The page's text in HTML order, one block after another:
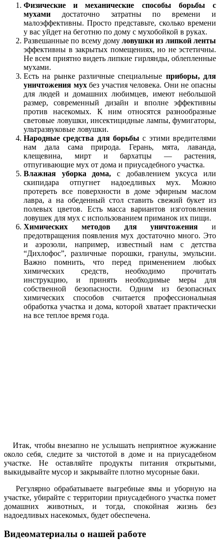
Физические и механические способы борьбы с
мухами достаточно затратны по времени и
малоэффективны. Просто представьте, сколько времени
у вас уйдет на беготню по дому с мухобойкой в руках.
Развешанные по всему домуловушки из липкой ленты
эффективны в закрытых помещениях, но не эстетичны.
Не всем приятно видеть липкие гирлянды, облепленные
мухами.
Есть на рынке различные специальные приборы, для
уничтожения мухбез участия человека. Они не опасны
для людей и домашних любимцев, имеют небольшой
размер, современный дизайн и вполне эффективны
против насекомых. К ним относятся разнообразные
световые ловушки, инсектицидные лампы, фумигаторы,
ультразвуковые ловушки.
Народные средства для борьбы с этими вредителями
нам дала сама природа. Герань, мята, лаванда,
клещевина, мирт и бархатцы — растения,
отпугивающие мух от дома и приусадебного участка.
Влажная уборка дома, с добавлением уксуса или
скипидара отпугнет надоедливых мух. Можно
протереть все поверхности в доме эфирным маслом
лавра, а на обеденный стол ставить свежий букет из
полевых цветов. Есть масса вариантов изготовления
ловушек для мух с использованием приманок их пищи.
Химических методов для уничтожения и
предотвращения появления мух достаточно много. Это
и аэрозоли, например, известный нам с детства
“Дихлофос”, различные порошки, гранулы, эмульсии.
Важно помнить, что перед применением любых
химических средств, необходимо прочитать
инструкцию, и принять необходимые меры для
собственной безопасности. Одним из безопасных
химических способов считается профессиональная
обработка участка и дома, которой хватает практически
на все теплое время года.
Итак, чтобы внезапно не услышать неприятное жужжание
около себя, следите за чистотой в доме и на приусадебном
участке. Не оставляйте продукты питания открытыми,
выкидывайте мусор и закрывайте плотно мусорные баки.
Регулярно обрабатываете выгребные ямы и уборную на
участке, убирайте с территории приусадебного участка помет
домашних животных, и тогда, спокойная жизнь без
надоедливых насекомых, будет обеспечена.
Видеоматериалы о нашей работе